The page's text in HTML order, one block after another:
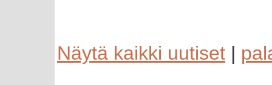
Näytä kaikki uutiset |